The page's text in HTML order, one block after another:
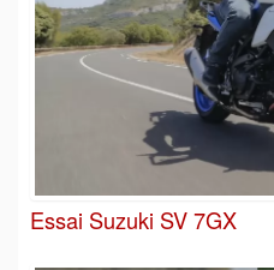
Essai Suzuki SV 7GX